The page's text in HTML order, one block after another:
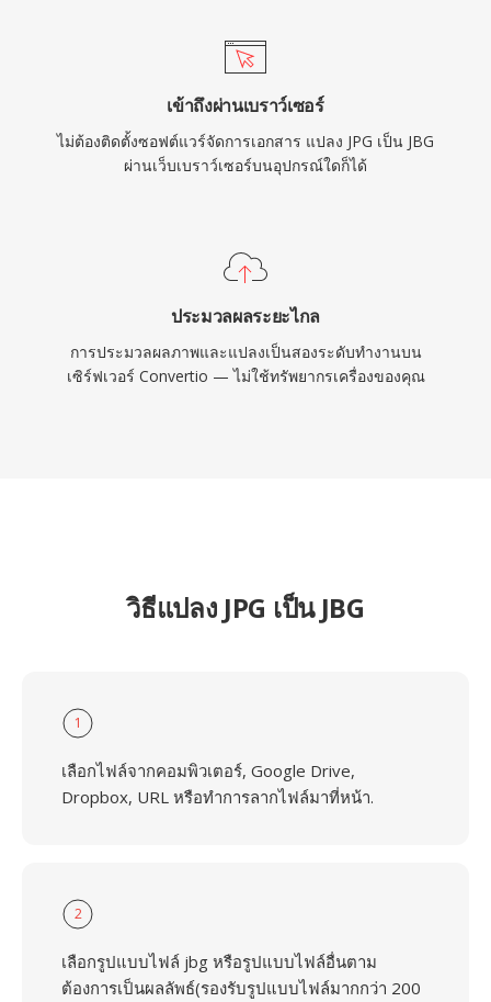
เข้าถึงผ่านเบราว์เซอร์
ไม่ต้องติดตั้งซอฟต์แวร์จัดการเอกสาร แปลง JPG เป็น JBG
ผ่านเว็บเบราว์เซอร์บนอุปกรณ์ใดก็ได้
ประมวลผลระยะไกล
การประมวลผลภาพและแปลงเป็นสองระดับทำงานบน
เซิร์ฟเวอร์ Convertio — ไม่ใช้ทรัพยากรเครื่องของคุณ
วิธีแปลง JPG เป็น JBG
1
เลือกไฟล์จากคอมพิวเตอร์, Google Drive,
Dropbox, URL หรือทำการลากไฟล์มาที่หน้า.
2
เลือกรูปแบบไฟล์ jbg หรือรูปแบบไฟล์อื่นตาม
ต้องการเป็นผลลัพธ์(รองรับรูปแบบไฟล์มากกว่า 200